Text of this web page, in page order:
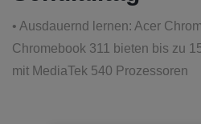
• Ausdauernd lernen: Acer
Chromebook 311 bieten bis zu
mit MediaTek 540 Prozessoren